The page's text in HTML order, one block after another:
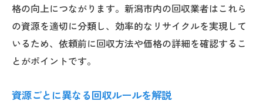
格の向上につながります。新潟市内の回収業者はこれら
の資源を適切に分類し、効率的なリサイクルを実現して
いるため、依頼前に回収方法や価格の詳細を確認するこ
とがポイントです。
資源ごとに異なる回収ルールを解説